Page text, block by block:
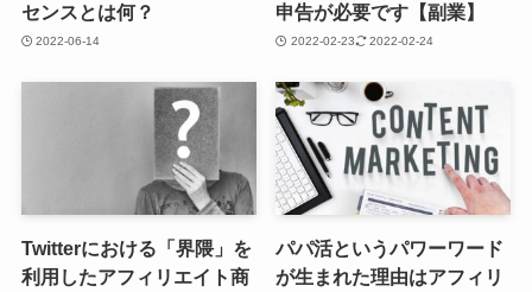
センスとは何？
2022-06-14
申告が必要です【副業】
2022-02-23 2022-02-24
Twitterにおける「界隈」を
利用したアフィリエイト商
パパ活というパワーワード
が生まれた理由はアフィリ